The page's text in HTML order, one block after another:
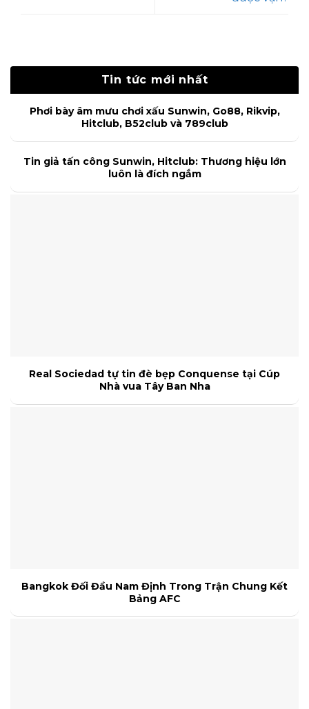
Tin tức mới nhất
Phơi bày âm mưu chơi xấu Sunwin, Go88, Rikvip,
Hitclub, B52club và 789club
Tin giả tấn công Sunwin, Hitclub: Thương hiệu lớn
luôn là đích ngắm
Real Sociedad tự tin đè bẹp Conquense tại Cúp
Nhà vua Tây Ban Nha
Bangkok Đối Đầu Nam Định Trong Trận Chung Kết
Bảng AFC